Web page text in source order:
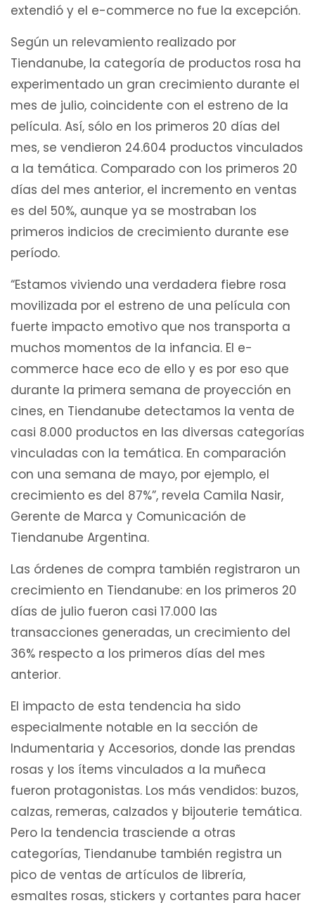
extendió y el e-commerce no fue la excepción.
Según un relevamiento realizado por
Tiendanube, la categoría de productos rosa ha
experimentado un gran crecimiento durante el
mes de julio, coincidente con el estreno de la
película. Así, sólo en los primeros 20 días del
mes, se vendieron 24.604 productos vinculados
a la temática. Comparado con los primeros 20
días del mes anterior, el incremento en ventas
es del 50%, aunque ya se mostraban los
primeros indicios de crecimiento durante ese
período.
“Estamos viviendo una verdadera fiebre rosa
movilizada por el estreno de una película con
fuerte impacto emotivo que nos transporta a
muchos momentos de la infancia. El e-
commerce hace eco de ello y es por eso que
durante la primera semana de proyección en
cines, en Tiendanube detectamos la venta de
casi 8.000 productos en las diversas categorías
vinculadas con la temática. En comparación
con una semana de mayo, por ejemplo, el
crecimiento es del 87%”, revela Camila Nasir,
Gerente de Marca y Comunicación de
Tiendanube Argentina.
Las órdenes de compra también registraron un
crecimiento en Tiendanube: en los primeros 20
días de julio fueron casi 17.000 las
transacciones generadas, un crecimiento del
36% respecto a los primeros días del mes
anterior.
El impacto de esta tendencia ha sido
especialmente notable en la sección de
Indumentaria y Accesorios, donde las prendas
rosas y los ítems vinculados a la muñeca
fueron protagonistas. Los más vendidos: buzos,
calzas, remeras, calzados y bijouterie temática.
Pero la tendencia trasciende a otras
categorías, Tiendanube también registra un
pico de ventas de artículos de librería,
esmaltes rosas, stickers y cortantes para hacer